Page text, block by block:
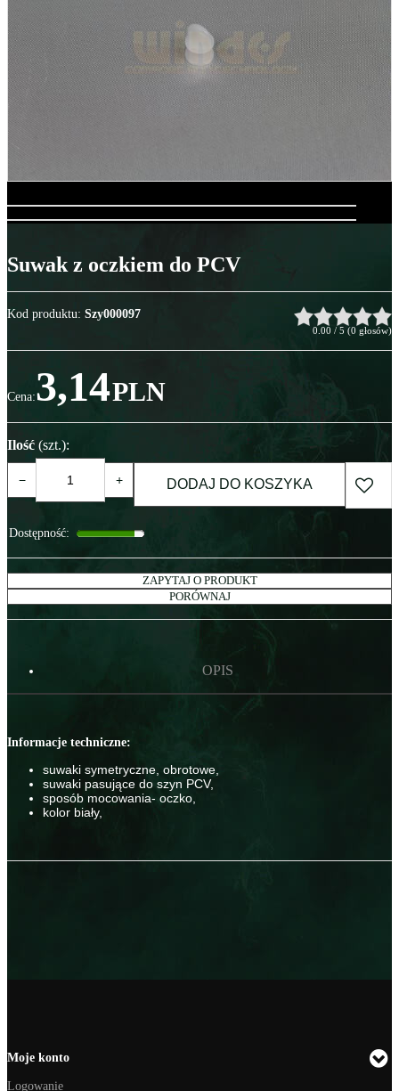
Suwak z oczkiem do PCV
Kod produktu: Szy000097
0.00 / 5 (0 głosów)
Cena:3,14PLN
Ilość (szt.):
− + DODAJ DO KOSZYKA
Dostępność:
ZAPYTAJ O PRODUKT
PORÓWNAJ
OPIS
Informacje techniczne:
suwaki symetryczne, obrotowe,
suwaki pasujące do szyn PCV,
sposób mocowania- oczko,
kolor biały,
Moje konto
Logowanie